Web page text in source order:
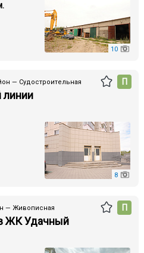
10
— Судостроительная
линии
П
8
— Живописная
ЖК Удачный
П